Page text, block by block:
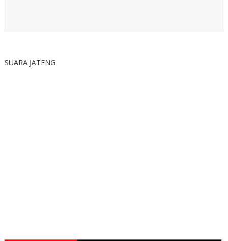
SUARA JATENG